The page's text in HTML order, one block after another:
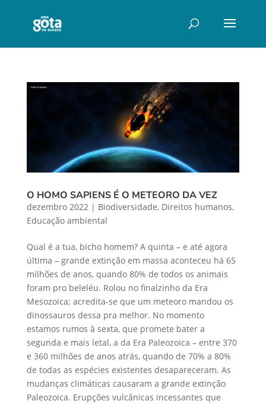
O HOMO SAPIENS É O METEORO DA VEZ
dezembro 2022 | Biodiversidade, Direitos humanos,
Educação ambiental
Qual é a tua, bicho homem? A quinta – e até agora
última – grande extinção em massa aconteceu há 65
milhões de anos, quando 80% de todos os animais
foram pro beleléu. Rolou no finalzinho da Era
Mesozoica; acredita-se que um meteoro mandou os
dinossauros dessa pra melhor. No momento
estamos rumos à sexta, que promete bater a
segunda e mais letal, a da Era Paleozoica – entre 370
e 360 milhões de anos atrás, quando de 70% a 80%
de todas as espécies existentes desapareceram. As
mudanças climáticas causaram a grande extinção
Paleozoica. Erupções vulcânicas incessantes que